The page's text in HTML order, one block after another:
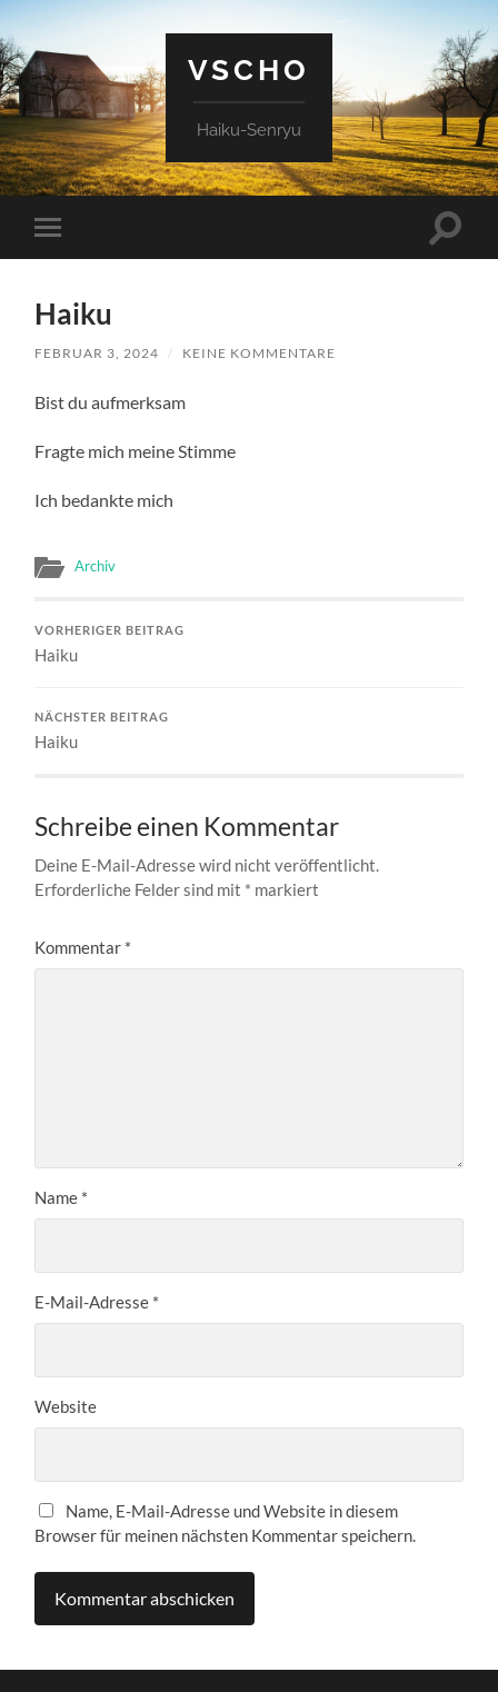
VSCHO
Haiku-Senryu
Mobile-
Menü
Haiku
FEBRUAR 3, 2024 / KEINE KOMMENTARE
Bist du aufmerksam
Fragte mich meine Stimme
Ich bedankte mich
Archiv
VORHERIGER BEITRAG
Haiku
NÄCHSTER BEITRAG
Haiku
Schreibe einen Kommentar
Deine E-Mail-Adresse wird nicht veröffentlicht.
Erforderliche Felder sind mit * markiert
Kommentar *
Name *
E-Mail-Adresse *
Website
Name, E-Mail-Adresse und Website in diesem
Browser für meinen nächsten Kommentar speichern.